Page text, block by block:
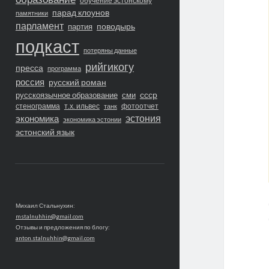
памятники парад клоунов
парламент партия поводырь
подкаст потеряны данные
пресса программа рийгикогу
россия русский роман
русскоязычное образование сми ссср
стенограмма т.х. ильвес танк фотоотчет
экономика экономика эстонии эстония
эстонский язык
Михаил Стальнухин:
mstalnuhhin@gmail.com
Отзывы и предложения по блогу:
anton.stalnuhhin@gmail.com